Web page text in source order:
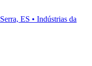
Serra, ES • Indústrias da